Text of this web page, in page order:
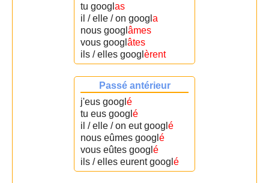
tu googl as
il / elle / on googl a
nous googl âmes
vous googl âtes
ils / elles googl èrent
Passé antérieur
j'eus googl é
tu eus googl é
il / elle / on eut googl é
nous eûmes googl é
vous eûtes googl é
ils / elles eurent googl é